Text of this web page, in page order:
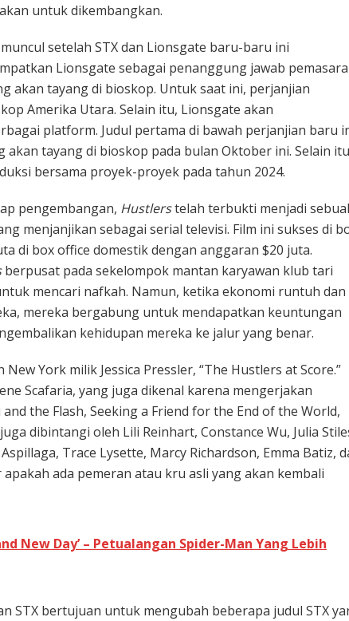
untuk dikembangkan.
setelah STX dan Lionsgate baru-baru ini
Lionsgate sebagai penanggung jawab
akan tayang di bioskop. Untuk saat ini, perjanjian
Amerika Utara. Selain itu, Lionsgate akan
platform. Judul pertama di bawah perjanjian baru
akan tayang di bioskop pada bulan Oktober ini. Selain
bersama proyek-proyek pada tahun 2024.
pengembangan, Hustlerstelah terbukti menjadi
menjanjikan sebagai serial televisi. Film ini sukses di
di box office domestik dengan anggaran $20 juta.
berpusat pada sekelompok mantan karyawan klub tari
mencari nafkah. Namun, ketika ekonomi runtuh dan
mereka bergabung untuk mendapatkan keuntungan
kehidupan mereka ke jalur yang benar.
York milik Jessica Pressler, “The Hustlers at Score.”
Scafaria, yang juga dikenal karena mengerjakan
the Flash, Seeking a Friend for the End of the World,
dibintangi oleh Lili Reinhart, Constance Wu, Julia
Trace Lysette, Marcy Richardson, Emma Batiz,
ada pemeran atau kru asli yang akan kembali
New Day’ – Petualangan Spider-Man Yang Lebih
STX bertujuan untuk mengubah beberapa judul STX